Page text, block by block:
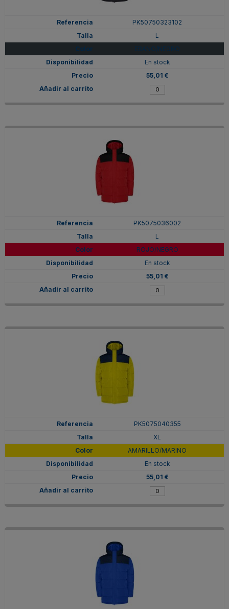
PK50750323102
L
EBANO/NEGRO
En stock
55,01 €
PK5075036002
L
ROJO/NEGRO
En stock
55,01 €
PK5075040355
XL
AMARILLO/MARINO
En stock
55,01 €